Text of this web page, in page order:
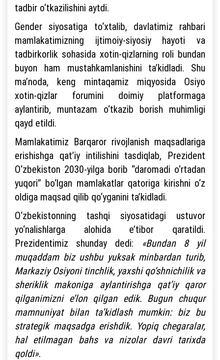
tadbir o‘tkazilishini aytdi.
Gender siyosatiga to‘xtalib, davlatimiz rahbari
mamlakatimizning ijtimoiy-siyosiy hayoti va
tadbirkorlik sohasida xotin-qizlarning roli bundan
buyon ham mustahkamlanishini ta’kidladi. Shu
ma’noda, keng mintaqamiz miqyosida Osiyo
xotin-qizlar forumini doimiy platformaga
aylantirib, muntazam o‘tkazib borish muhimligi
qayd etildi.
Mamlakatimiz Barqaror rivojlanish maqsadlariga
erishishga qat’iy intilishini tasdiqlab, Prezident
O‘zbekiston 2030-yilga borib “daromadi o‘rtadan
yuqori” bo‘lgan mamlakatlar qatoriga kirishni o‘z
oldiga maqsad qilib qo‘yganini ta’kidladi.
O‘zbekistonning tashqi siyosatidagi ustuvor
yo‘nalishlarga alohida e’tibor qaratildi.
Prezidentimiz shunday dedi: «Bundan 8 yil
muqaddam biz ushbu yuksak minbardan turib,
Markaziy Osiyoni tinchlik, yaxshi qo‘shnichilik va
sheriklik makoniga aylantirishga qat’iy qaror
qilganimizni e’lon qilgan edik. Bugun chuqur
mamnuniyat bilan ta’kidlash mumkin: biz bu
strategik maqsadga erishdik. Yopiq chegaralar,
hal etilmagan bahs va nizolar davri tarixda
qoldi».